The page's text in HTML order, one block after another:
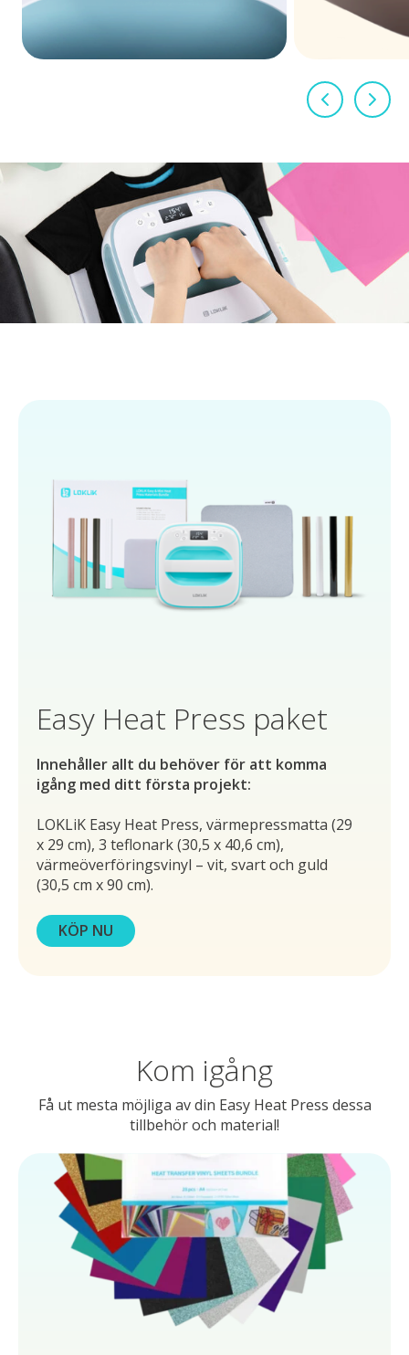
Easy Heat Press paket
Innehåller allt du behöver för att komma
igång med ditt första projekt:
LOKLiK Easy Heat Press, värmepressmatta (29
x 29 cm), 3 teflonark (30,5 x 40,6 cm),
värmeöverföringsvinyl – vit, svart och guld
(30,5 cm x 90 cm).
KÖP NU
Kom igång
Få ut mesta möjliga av din Easy Heat Press dessa
tillbehör och material!